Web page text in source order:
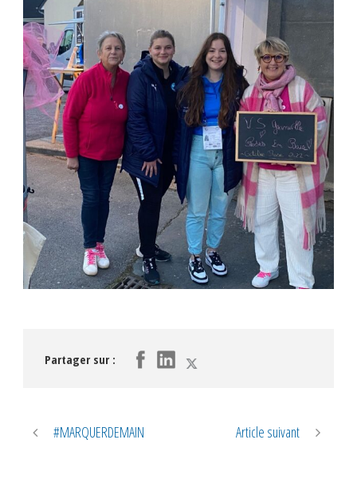
Partager sur :
#MARQUERDEMAIN Article suivant